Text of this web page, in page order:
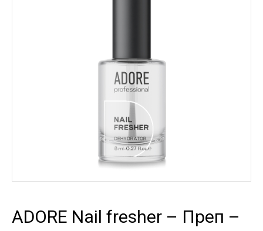
ADORE Nail fresher – Преп –